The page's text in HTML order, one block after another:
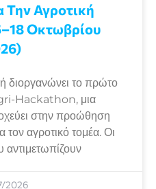
Την Αγροτική
Οκτωβρίου
το πρώτο
Hackathon, μια
στην προώθηση
αγροτικό τομέα. Οι
2026